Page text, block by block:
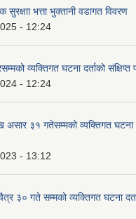
भत्ता भुक्तानी वडागत विवरण
- 12:24
व्यक्तिगत घटना दर्ताको संक्षिप्त
- 12:24
३१ गतेसम्मको व्यक्तिगत घटना
- 13:12
३० गते सम्मको व्यक्तिगत घटना